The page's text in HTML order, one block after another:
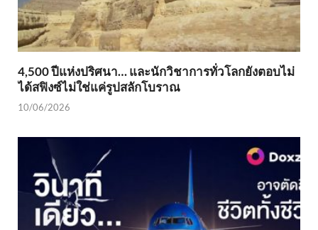
4,500 ปีแห่งปริศนา… และนักวิชาการทั่วโลกยังตอบไม่
ได้สฟิงซ์ไม่ใช่แค่รูปสลักโบราณ
10/06/2026